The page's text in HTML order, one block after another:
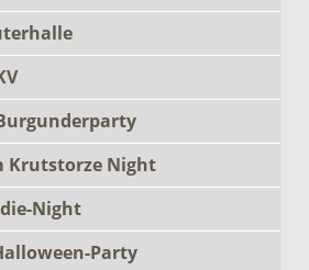
Krutstorze Night
Night
Party